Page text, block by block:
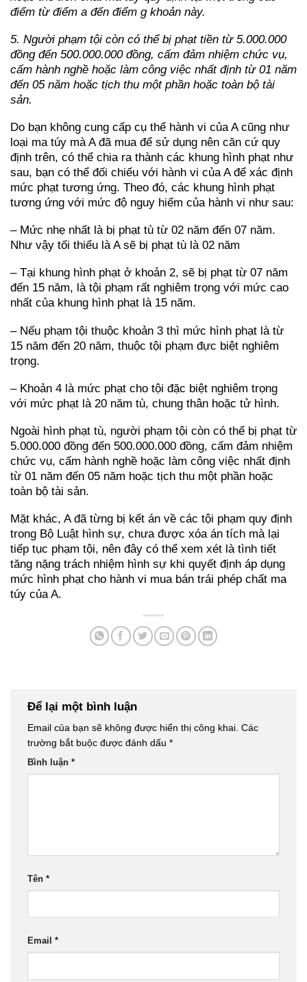
điểm từ điểm a đến điểm g khoản này.
5. Người phạm tội còn có thể bị phạt tiền từ 5.000.000
đồng đến 500.000.000 đồng, cấm đảm nhiệm chức vụ,
cấm hành nghề hoặc làm công việc nhất định từ 01 năm
đến 05 năm hoặc tịch thu một phần hoặc toàn bộ tài
sản.
Do bạn không cung cấp cụ thể hành vi của A cũng như
loại ma túy mà A đã mua để sử dụng nên căn cứ quy
định trên, có thể chia ra thành các khung hình phạt như
sau, bạn có thể đối chiếu với hành vi của A để xác định
mức phạt tương ứng. Theo đó, các khung hình phạt
tương ứng với mức độ nguy hiểm của hành vi như sau:
– Mức nhẹ nhất là bị phạt tù từ 02 năm đến 07 năm.
Như vậy tối thiểu là A sẽ bị phạt tù là 02 năm
– Tại khung hình phạt ở khoản 2, sẽ bị phạt từ 07 năm
đến 15 năm, là tội phạm rất nghiêm trọng với mức cao
nhất của khung hình phạt là 15 năm.
– Nếu phạm tội thuộc khoản 3 thì mức hình phạt là từ
15 năm đến 20 năm, thuộc tội phạm đực biệt nghiêm
trọng.
– Khoản 4 là mức phạt cho tội đặc biệt nghiêm trọng
với mức phạt là 20 năm tù, chung thân hoặc tử hình.
Ngoài hình phạt tù, người phạm tội còn có thể bị phạt từ
5.000.000 đồng đến 500.000.000 đồng, cấm đảm nhiệm
chức vụ, cấm hành nghề hoặc làm công việc nhất định
từ 01 năm đến 05 năm hoặc tịch thu một phần hoặc
toàn bộ tài sản.
Mặt khác, A đã từng bị kết án về các tội phạm quy định
trong Bộ Luật hình sự, chưa được xóa án tích mà lại
tiếp tục phạm tội, nên đây có thể xem xét là tình tiết
tăng nặng trách nhiệm hình sự khi quyết định áp dụng
mức hình phạt cho hành vi mua bán trái phép chất ma
túy của A.
Để lại một bình luận
Email của bạn sẽ không được hiển thị công khai. Các
trường bắt buộc được đánh dấu *
Bình luận *
Tên *
Email *